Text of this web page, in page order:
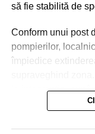
să fie stabilită de
Conform unui post
pompierilor,
împiedice
la intervenție,
agricolă și